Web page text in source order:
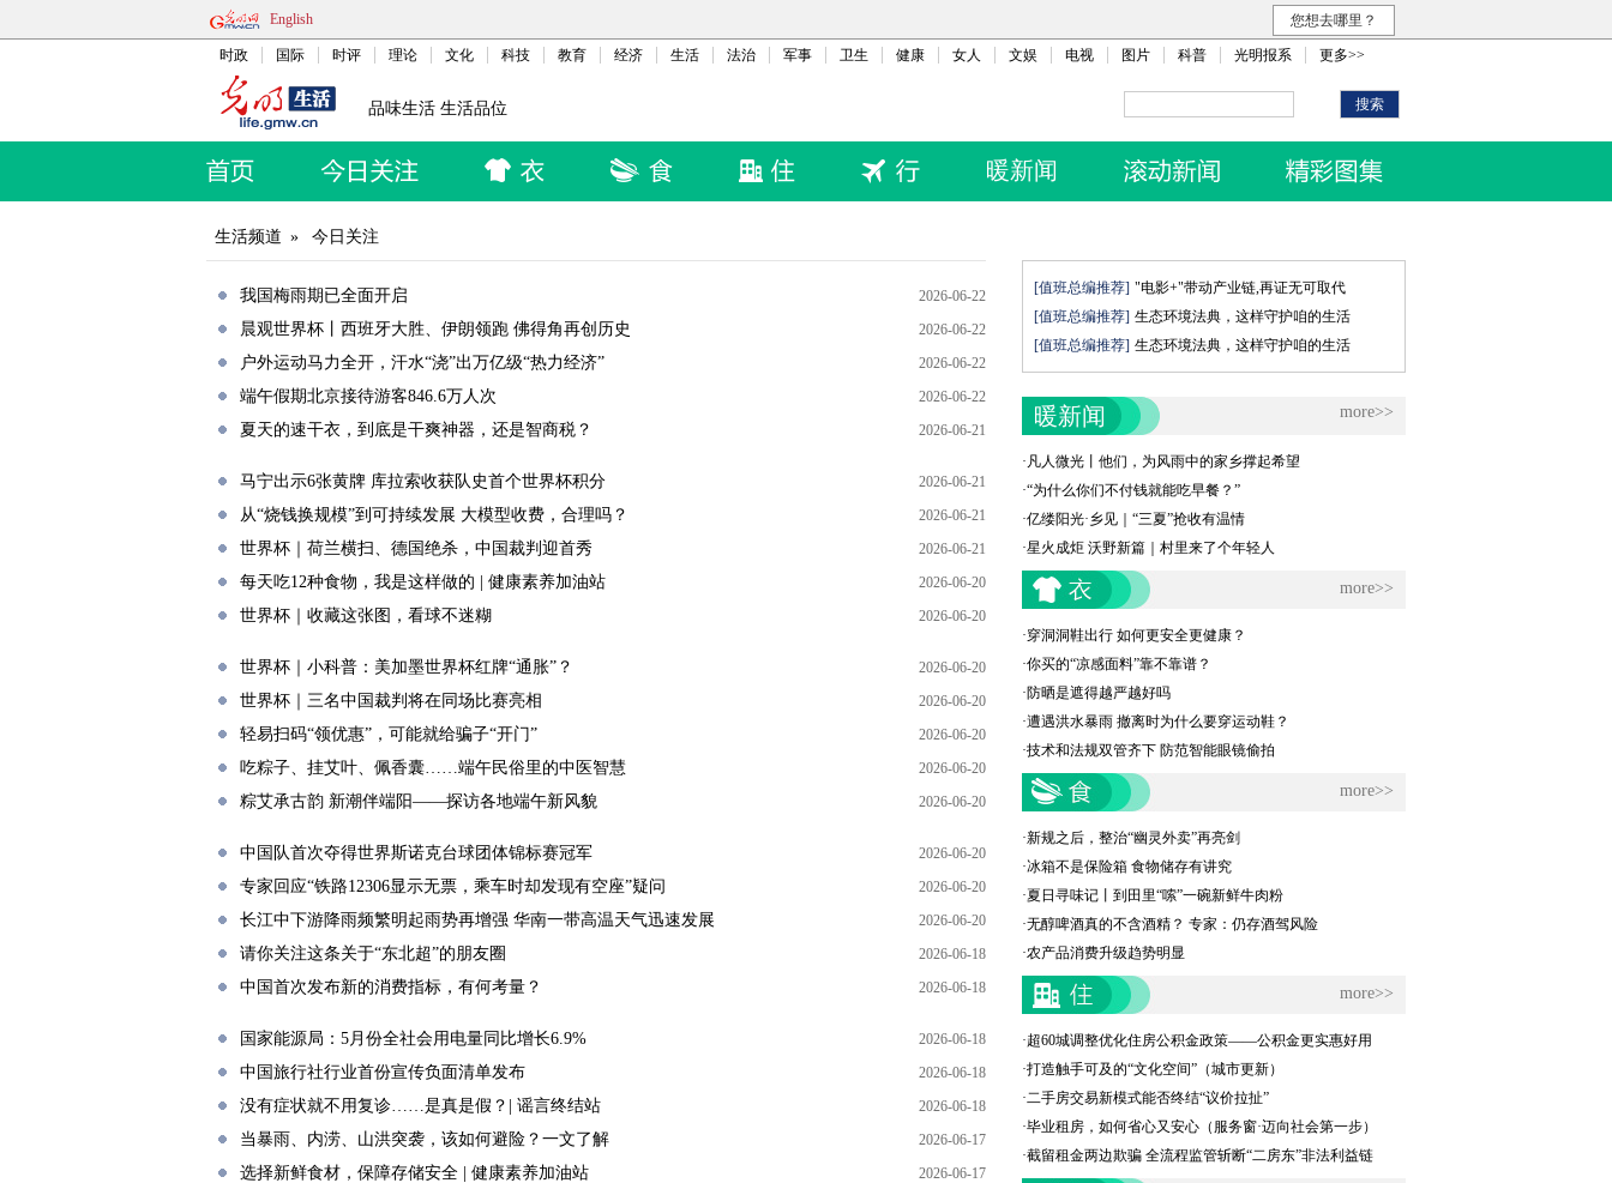
English 您想去哪里？
时政 国际 时评 理论 文化 科技 教育 经济 生活 法治 军事 卫生 健康 女人 文娱 电视 图片 科普 光明报系 更多>>
品味生活 生活品位
暖新闻
生活频道 » 今日关注
我国梅雨期已全面开启 2026-06-22
晨观世界杯丨西班牙大胜、伊朗领跑 佛得角再创历史 2026-06-22
户外运动马力全开，汗水“浇”出万亿级“热力经济” 2026-06-22
端午假期北京接待游客846.6万人次 2026-06-22
夏天的速干衣，到底是干爽神器，还是智商税？ 2026-06-21
马宁出示6张黄牌 库拉索收获队史首个世界杯积分 2026-06-21
从“烧钱换规模”到可持续发展 大模型收费，合理吗？ 2026-06-21
世界杯｜荷兰横扫、德国绝杀，中国裁判迎首秀 2026-06-21
每天吃12种食物，我是这样做的 | 健康素养加油站 2026-06-20
世界杯｜收藏这张图，看球不迷糊 2026-06-20
世界杯｜小科普：美加墨世界杯红牌“通胀”？ 2026-06-20
世界杯｜三名中国裁判将在同场比赛亮相 2026-06-20
轻易扫码“领优惠”，可能就给骗子“开门” 2026-06-20
吃粽子、挂艾叶、佩香囊……端午民俗里的中医智慧 2026-06-20
粽艾承古韵 新潮伴端阳——探访各地端午新风貌 2026-06-20
中国队首次夺得世界斯诺克台球团体锦标赛冠军 2026-06-20
专家回应“铁路12306显示无票，乘车时却发现有空座”疑问 2026-06-20
长江中下游降雨频繁明起雨势再增强 华南一带高温天气迅速发展 2026-06-20
请你关注这条关于“东北超”的朋友圈 2026-06-18
中国首次发布新的消费指标，有何考量？ 2026-06-18
国家能源局：5月份全社会用电量同比增长6.9% 2026-06-18
中国旅行社行业首份宣传负面清单发布 2026-06-18
没有症状就不用复诊……是真是假？| 谣言终结站 2026-06-18
当暴雨、内涝、山洪突袭，该如何避险？一文了解 2026-06-17
选择新鲜食材，保障存储安全 | 健康素养加油站 2026-06-17
[值班总编推荐] "电影+"带动产业链,再证无可取代
[值班总编推荐] 生态环境法典，这样守护咱的生活
[值班总编推荐] 生态环境法典，这样守护咱的生活
暖新闻 more>>
·凡人微光丨他们，为风雨中的家乡撑起希望
·“为什么你们不付钱就能吃早餐？”
·亿缕阳光·乡见｜“三夏”抢收有温情
·星火成炬 沃野新篇｜村里来了个年轻人
more>>
·穿洞洞鞋出行 如何更安全更健康？
·你买的“凉感面料”靠不靠谱？
·防晒是遮得越严越好吗
·遭遇洪水暴雨 撤离时为什么要穿运动鞋？
·技术和法规双管齐下 防范智能眼镜偷拍
more>>
·新规之后，整治“幽灵外卖”再亮剑
·冰箱不是保险箱 食物储存有讲究
·夏日寻味记丨到田里“嗦”一碗新鲜牛肉粉
·无醇啤酒真的不含酒精？ 专家：仍存酒驾风险
·农产品消费升级趋势明显
more>>
·超60城调整优化住房公积金政策——公积金更实惠好用
·打造触手可及的“文化空间”（城市更新）
·二手房交易新模式能否终结“议价拉扯”
·毕业租房，如何省心又安心（服务窗·迈向社会第一步）
·截留租金两边欺骗 全流程监管斩断“二房东”非法利益链